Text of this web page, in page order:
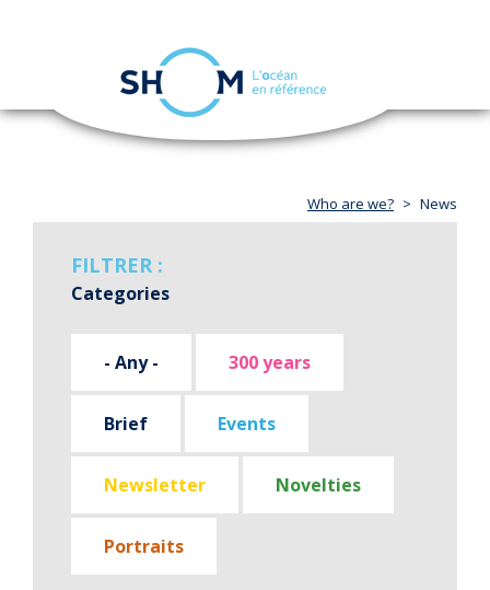
Skip
navigation
Who are we? News
FILTRER :
Categories
- Any - 300 years
Brief Events
Newsletter Novelties
Portraits